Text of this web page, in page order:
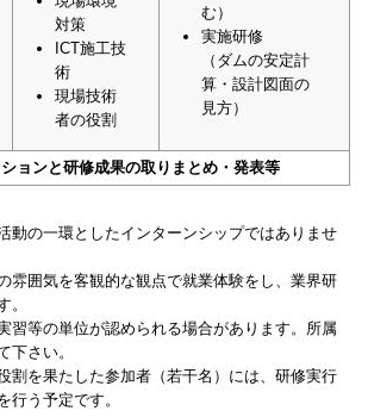
対策
ICT施工技
術
現場技術
者の役割
む）
実施研修
（ダムの安定計
算・設計図面の
見方）
ョンと研修成果の取りまとめ・発表等
動の一環としたインターンシップではありませ
雰囲気を客観的な観点で就業体験をし、業界研
。
習等の単位が認められる場合があります。所属
下さい。
割を果たした参加者（若干名）には、研修実行
行う予定です。